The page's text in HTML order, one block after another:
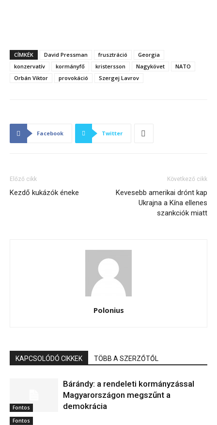
CÍMKÉK David Pressman frusztráció
Georgia
konzervatív
kormányfő kristersson Nagykövet
NATO
Orbán Viktor
provokáció Szergej Lavrov
Facebook Twitter
Előző cikk
Kezdő kukázók éneke
Következő cikk
Kevesebb amerikai drónt kap
Ukrajna a Kína ellenes
szankciók miatt
Polonius
KAPCSOLÓDÓ CIKKEK TÖBB A SZERZŐTŐL
Fontos
Bárándy: a rendeleti kormányzással
Magyarországon megszűnt a
demokrácia
Fontos